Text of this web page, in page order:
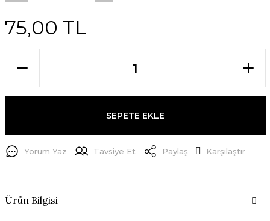
75,00 TL
SEPETE EKLE
Yorum Yaz Tavsiye Et Paylaş Karşılaştır
Ürün Bilgisi